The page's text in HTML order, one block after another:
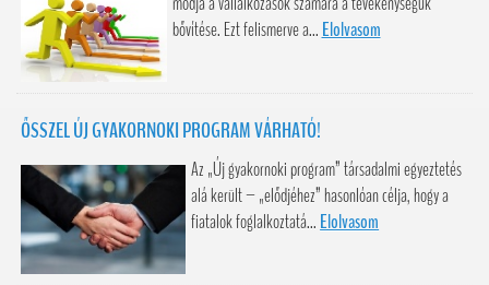
bővítése. Ezt felismerve a... Elolvasom
ŐSSZEL ÚJ GYAKORNOKI PROGRAM VÁRHATÓ!
Az „Új gyakornoki program” társadalmi egyeztetés
alá került – „elődjéhez” hasonlóan célja, hogy a
fiatalok foglalkoztatá... Elolvasom